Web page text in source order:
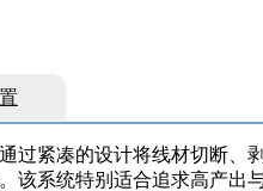
紧凑的设计将线材切断
系统特别适合追求高产